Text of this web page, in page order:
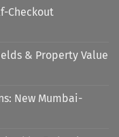
Checkout
& Property Value
New Mumbai-